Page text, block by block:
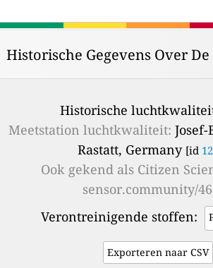
Historische Gegevens Over
Historische
Meetstation luchtkwaliteit:
Rastatt, Germany [id
Ook gekend als Citizen
sensor.community/
Verontreinigende stoffen:
Exporteren naar CSV